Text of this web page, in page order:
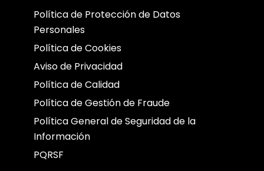
Política de Protección de Datos
Personales
Política de Cookies
Aviso de Privacidad
Política de Calidad
Política de Gestión de Fraude
Política General de Seguridad de la
Información
PQRSF